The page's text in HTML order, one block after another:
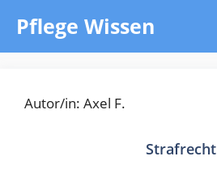
Inhalt
springen
Pflege Wissen
Autor/in: Axel F.
Strafrecht